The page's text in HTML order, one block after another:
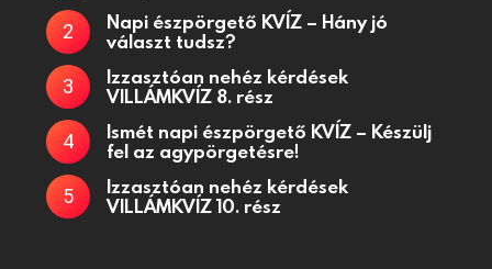
Napi észpörgető KVÍZ – Hány jó
választ tudsz?
Izzasztóan nehéz kérdések
VILLÁMKVÍZ 8. rész
Ismét napi észpörgető KVÍZ – Készülj
fel az agypörgetésre!
Izzasztóan nehéz kérdések
VILLÁMKVÍZ 10. rész